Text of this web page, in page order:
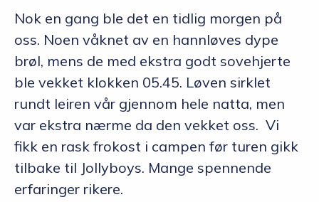
Nok en gang ble det en tidlig morgen på
oss. Noen våknet av en hannløves dype
brøl, mens de med ekstra godt sovehjerte
ble vekket klokken 05.45. Løven sirklet
rundt leiren vår gjennom hele natta, men
var ekstra nærme da den vekket oss. Vi
fikk en rask frokost i campen før turen gikk
tilbake til Jollyboys. Mange spennende
erfaringer rikere.